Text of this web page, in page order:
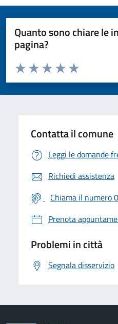
Quanto sono chiare le
pagina?
Valuta da 1 a 5 stelle la pagina
Valuta 5
Valuta 4 stelle su
Valuta 3 stelle su 5
Valuta 2 stelle su 5
Valuta 1 stelle su 5
Contatta il comune
Leggi le domande
Richiedi assistenza
Chiama il numero
Prenota
Problemi in città
Segnala disservizio